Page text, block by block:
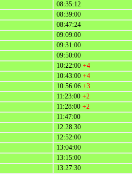
08:35:12
08:39:00
08:47:24
09:09:00
09:31:00
09:50:00
10:22:00 +4
10:43:00 +4
10:56:06 +3
11:23:00 +2
11:28:00 +2
11:47:00
12:28:30
12:52:00
13:04:00
13:15:00
13:27:30